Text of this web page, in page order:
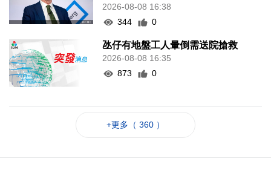
2026-08-08 16:38
344
0
氹仔有地盤工人暈倒需送院搶救
2026-08-08 16:35
873
0
+更多（ 360 ）